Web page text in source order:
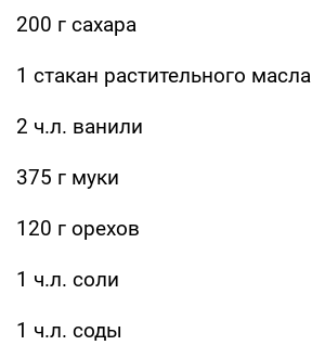
200 г сахара
1 стакан растительного масла
2 ч.л. ванили
375 г муки
120 г орехов
1 ч.л. соли
1 ч.л. соды